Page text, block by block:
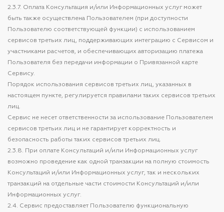
2.3.7. Оплата Консультация и/или Информационных услуг может
быть также осуществлена Пользователем (при доступности
Пользователю соответствующей функции) с использованием
сервисов третьих лиц, поддерживающих интеграцию с Сервисом и
участниками расчетов, и обеспечивающих авторизацию платежа
Пользователя без передачи информации о Привязанной карте
Сервису.
Порядок использования сервисов третьих лиц, указанных в
настоящем пункте, регулируется правилами таких сервисов третьих
лиц.
Сервис не несет ответственности за использование Пользователем
сервисов третьих лиц и не гарантирует корректность и
безопасность работы таких сервисов третьих лиц.
2.3.8. При оплате Консультаций и/или Информационных услуг
возможно проведение как одной транзакции на полную стоимость
Консультаций и/или Информационных услуг, так и нескольких
транзакций на отдельные части стоимости Консультаций и/или
Информационных услуг.
2.4. Сервис предоставляет Пользователю функциональную